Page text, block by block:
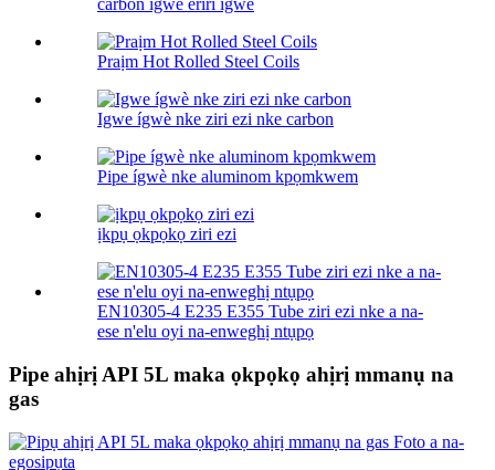
carbon ígwè eriri igwe
Praịm Hot Rolled Steel Coils
Igwe ígwè nke ziri ezi nke carbon
Pipe ígwè nke aluminom kpọmkwem
ịkpụ ọkpọkọ ziri ezi
EN10305-4 E235 E355 Tube ziri ezi nke a na-
ese n'elu oyi na-enweghị ntụpọ
Pipe ahịrị API 5L maka ọkpọkọ ahịrị mmanụ na
gas